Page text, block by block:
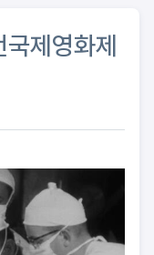
제영화제